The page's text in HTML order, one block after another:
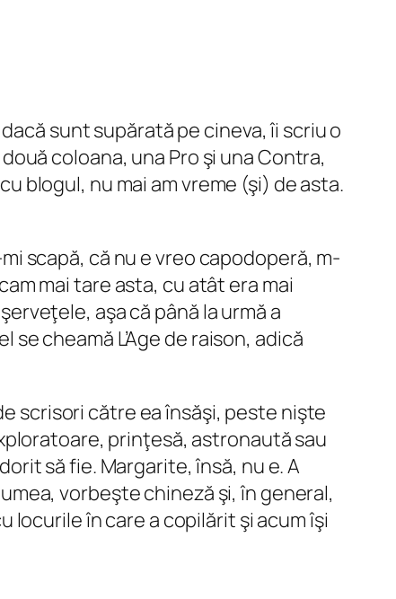
sunt supărată pe cineva, îi scriu o
coloana, una Pro şi una Contra,
blogul, nu mai am vreme (şi) de asta.
scapă, că nu e vreo capodoperă, m-
mai tare asta, cu atât era mai
aşa că până la urmă a
cheamă L’Age de raison, adică
scrisori către ea însăşi, peste nişte
prinţesă, astronaută sau
să fie. Margarite, însă, nu e. A
vorbeşte chineză şi, în general,
locurile în care a copilărit şi acum îşi